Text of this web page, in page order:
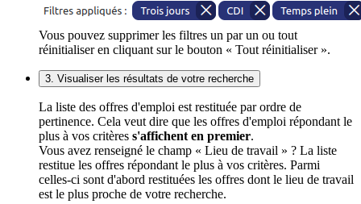
Vous pouvez supprimer les filtres un par un ou tout
réinitialiser en cliquant sur le bouton « Tout réinitialiser ».
3. Visualiser les résultats de votre recherche
La liste des offres d'emploi est restituée par ordre de
pertinence. Cela veut dire que les offres d'emploi répondant le
plus à vos critères s'affichent en premier.
Vous avez renseigné le champ « Lieu de travail » ? La liste
restitue les offres répondant le plus à vos critères. Parmi
celles-ci sont d'abord restituées les offres dont le lieu de travail
est le plus proche de votre recherche.